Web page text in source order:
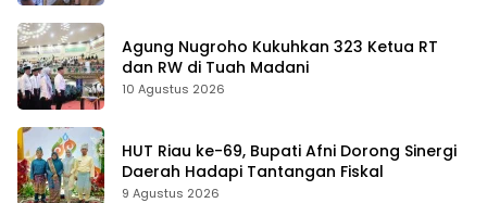
Agung Nugroho Kukuhkan 323 Ketua RT
dan RW di Tuah Madani
10 Agustus 2026
HUT Riau ke-69, Bupati Afni Dorong Sinergi
Daerah Hadapi Tantangan Fiskal
9 Agustus 2026